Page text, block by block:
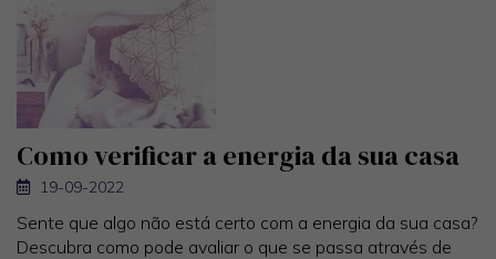
Como verificar a energia da sua casa
19-09-2022
Sente que algo não está certo com a energia da sua casa?
Descubra como pode avaliar o que se passa através de